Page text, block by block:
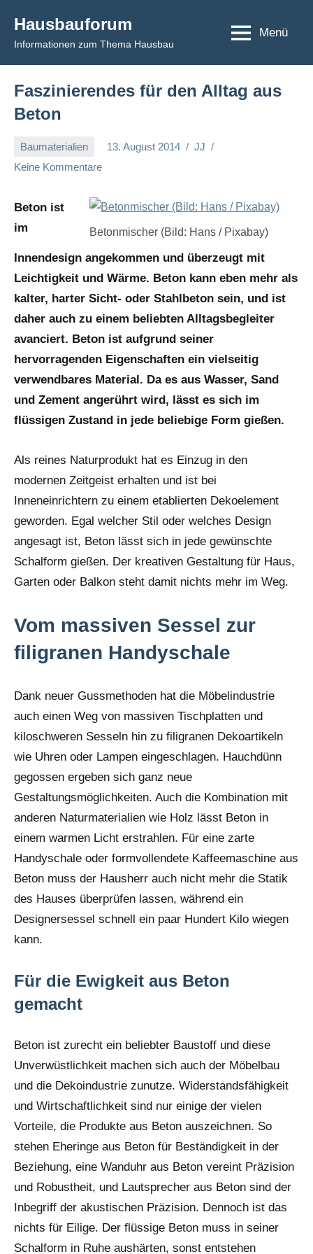
Inhalt
springen
Hausbauforum
Informationen zum Thema Hausbau
Menü
Faszinierendes für den Alltag aus
Beton
Baumaterialien 13. August 2014
JJ
Keine Kommentare
Betonmischer (Bild: Hans / Pixabay)
Beton ist
im
Innendesign angekommen und überzeugt mit
Leichtigkeit und Wärme. Beton kann eben mehr als
kalter, harter Sicht- oder Stahlbeton sein, und ist
daher auch zu einem beliebten Alltagsbegleiter
avanciert. Beton ist aufgrund seiner
hervorragenden Eigenschaften ein vielseitig
verwendbares Material. Da es aus Wasser, Sand
und Zement angerührt wird, lässt es sich im
flüssigen Zustand in jede beliebige Form gießen.
Als reines Naturprodukt hat es Einzug in den
modernen Zeitgeist erhalten und ist bei
Inneneinrichtern zu einem etablierten Dekoelement
geworden. Egal welcher Stil oder welches Design
angesagt ist, Beton lässt sich in jede gewünschte
Schalform gießen. Der kreativen Gestaltung für Haus,
Garten oder Balkon steht damit nichts mehr im Weg.
Vom massiven Sessel zur
filigranen Handyschale
Dank neuer Gussmethoden hat die Möbelindustrie
auch einen Weg von massiven Tischplatten und
kiloschweren Sesseln hin zu filigranen Dekoartikeln
wie Uhren oder Lampen eingeschlagen. Hauchdünn
gegossen ergeben sich ganz neue
Gestaltungsmöglichkeiten. Auch die Kombination mit
anderen Naturmaterialien wie Holz lässt Beton in
einem warmen Licht erstrahlen. Für eine zarte
Handyschale oder formvollendete Kaffeemaschine aus
Beton muss der Hausherr auch nicht mehr die Statik
des Hauses überprüfen lassen, während ein
Designersessel schnell ein paar Hundert Kilo wiegen
kann.
Für die Ewigkeit aus Beton
gemacht
Beton ist zurecht ein beliebter Baustoff und diese
Unverwüstlichkeit machen sich auch der Möbelbau
und die Dekoindustrie zunutze. Widerstandsfähigkeit
und Wirtschaftlichkeit sind nur einige der vielen
Vorteile, die Produkte aus Beton auszeichnen. So
stehen Eheringe aus Beton für Beständigkeit in der
Beziehung, eine Wanduhr aus Beton vereint Präzision
und Robustheit, und Lautsprecher aus Beton sind der
Inbegriff der akustischen Präzision. Dennoch ist das
nichts für Eilige. Der flüssige Beton muss in seiner
Schalform in Ruhe aushärten, sonst entstehen